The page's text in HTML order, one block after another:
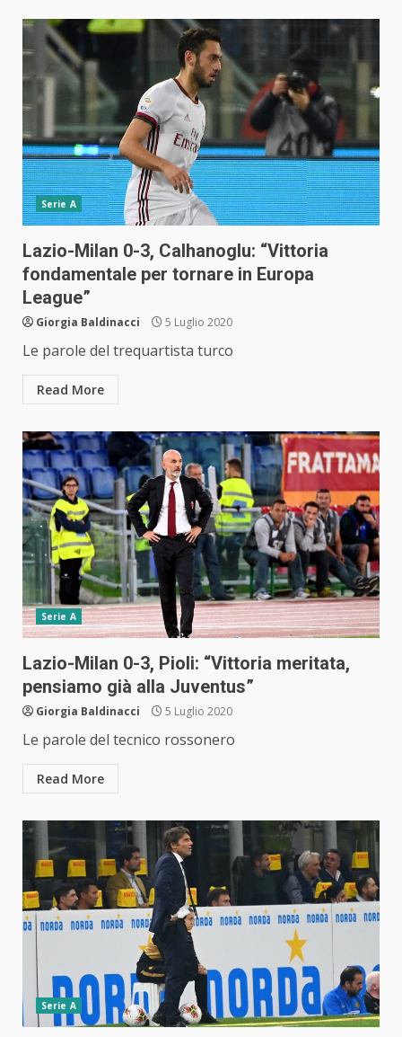
Serie A
Lazio-Milan 0-3, Calhanoglu: “Vittoria
fondamentale per tornare in Europa
League”
Giorgia Baldinacci 5 Luglio 2020
Le parole del trequartista turco
Read More
Serie A
Lazio-Milan 0-3, Pioli: “Vittoria meritata,
pensiamo già alla Juventus”
Giorgia Baldinacci 5 Luglio 2020
Le parole del tecnico rossonero
Read More
Serie A